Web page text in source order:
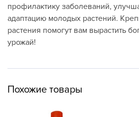
профилактику заболеваний,
адаптацию молодых растений.
растения помогут вам вырастить
урожай!
Похожие товары